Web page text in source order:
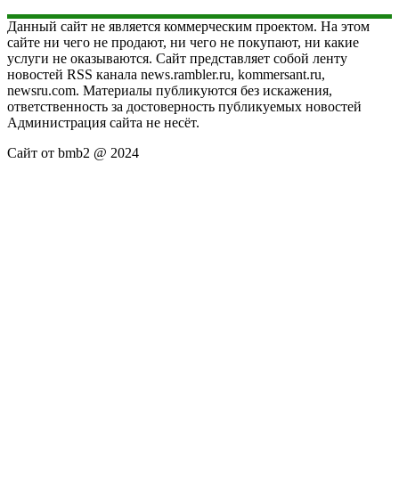
Данный сайт не является коммерческим проектом. На этом
сайте ни чего не продают, ни чего не покупают, ни какие
услуги не оказываются. Сайт представляет собой ленту
новостей RSS канала news.rambler.ru, kommersant.ru,
newsru.com. Материалы публикуются без искажения,
ответственность за достоверность публикуемых новостей
Администрация сайта не несёт.
Сайт от bmb2 @ 2024